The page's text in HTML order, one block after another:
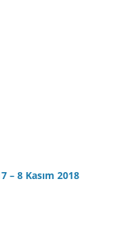
– 8 Kasım 2018